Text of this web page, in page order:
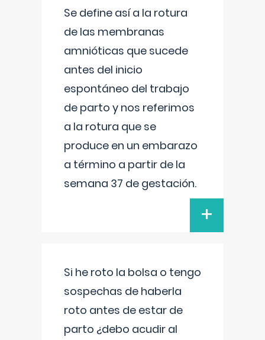
Se define así a la rotura
de las membranas
amnióticas que sucede
antes del inicio
espontáneo del trabajo
de parto y nos referimos
a la rotura que se
produce en un embarazo
a término a partir de la
semana 37 de gestación.
+
Si he roto la bolsa o tengo
sospechas de haberla
roto antes de estar de
parto ¿debo acudir al